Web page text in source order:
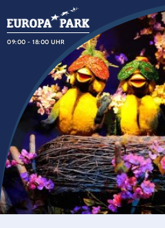
09:00 - 18:00 UHR